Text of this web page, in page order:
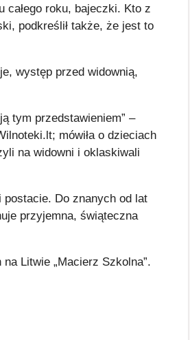
całego roku, bajeczki. Kto z
podkreślił także, że jest to
występ przed widownią,
tym przedstawieniem” –
mówiła o dzieciach
na widowni i oklaskiwali
Do znanych od lat
przyjemna, świąteczna
Litwie „Macierz Szkolna”.